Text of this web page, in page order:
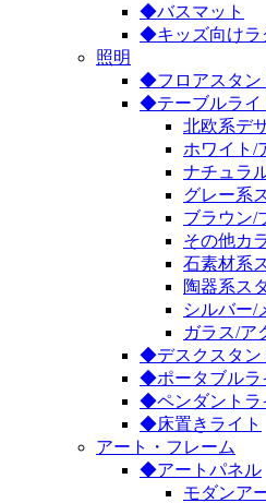
◆バスマット
◆キッズ向けラ
照明
◆フロアスタン
◆テーブルライ
北欧系デ
ホワイト/
ナチュラ
グレー系
ブラウン/
その他カ
石素材系
陶器系ス
シルバー/
ガラス/ア
◆デスクスタン
◆ポータブルラ
◆ペンダントラ
◆床置きライト
アート・フレーム
◆アートパネル
モダンア